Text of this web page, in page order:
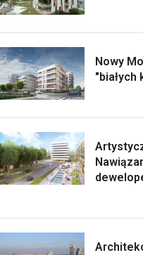
Nowy
"białych